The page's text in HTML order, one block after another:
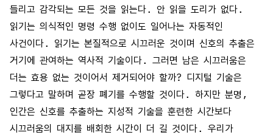
들리고 감각되는 모든 것을 읽는다. 안 읽을 도리가 없다.
읽기는 의식적인 명령 수행 없이도 일어나는 자동적인
사건이다. 읽기는 본질적으로 시끄러운 것이며 신호의 추출은
거기에 관여하는 역사적 기술이다. 그러면 남은 시끄러움은
더는 효용 없는 것이어서 제거되어야 할까? 디지털 기술은
그렇다고 말하며 곧장 폐기를 수행할 것이다. 하지만 분명,
인간은 신호를 추출하는 지성적 기술을 훈련한 시간보다
시끄러움의 대지를 배회한 시간이 더 길 것이다. 우리가